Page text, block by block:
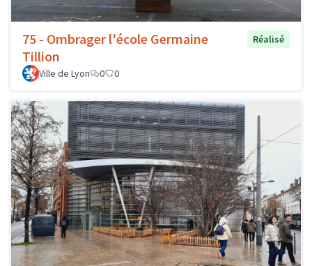
75 - Ombrager l'école Germaine
Tillion
Réalisé
Ville de Lyon 0 0